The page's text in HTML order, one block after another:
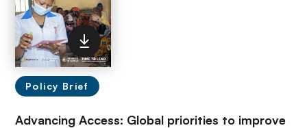
Policy Brief
Advancing Access: Global priorities to improve